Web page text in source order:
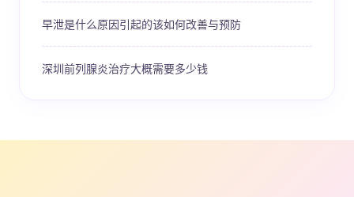
早泄是什么原因引起的该如何改善与预防
深圳前列腺炎治疗大概需要多少钱